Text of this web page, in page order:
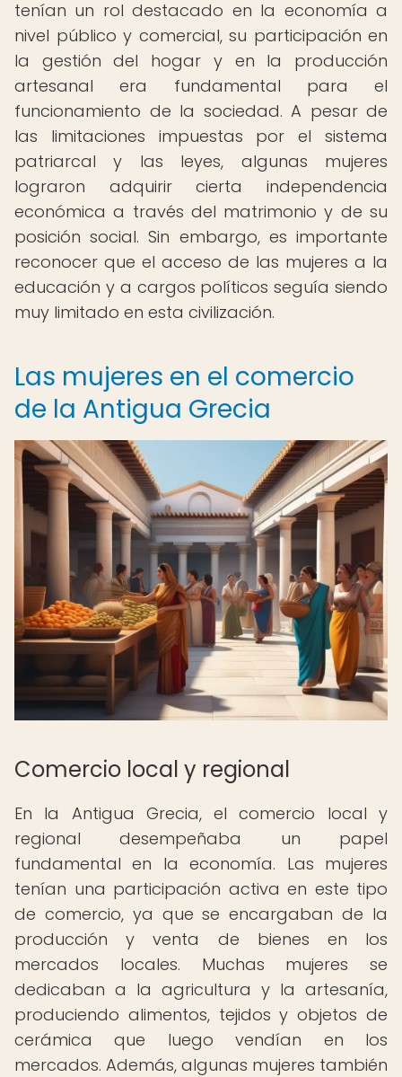
tenían un rol destacado en la economía a
nivel público y comercial, su participación en
la gestión del hogar y en la producción
artesanal era fundamental para el
funcionamiento de la sociedad. A pesar de
las limitaciones impuestas por el sistema
patriarcal y las leyes, algunas mujeres
lograron adquirir cierta independencia
económica a través del matrimonio y de su
posición social. Sin embargo, es importante
reconocer que el acceso de las mujeres a la
educación y a cargos políticos seguía siendo
muy limitado en esta civilización.
Las mujeres en el comercio
de la Antigua Grecia
Comercio local y regional
En la Antigua Grecia, el comercio local y
regional desempeñaba un papel
fundamental en la economía. Las mujeres
tenían una participación activa en este tipo
de comercio, ya que se encargaban de la
producción y venta de bienes en los
mercados locales. Muchas mujeres se
dedicaban a la agricultura y la artesanía,
produciendo alimentos, tejidos y objetos de
cerámica que luego vendían en los
mercados. Además, algunas mujeres también